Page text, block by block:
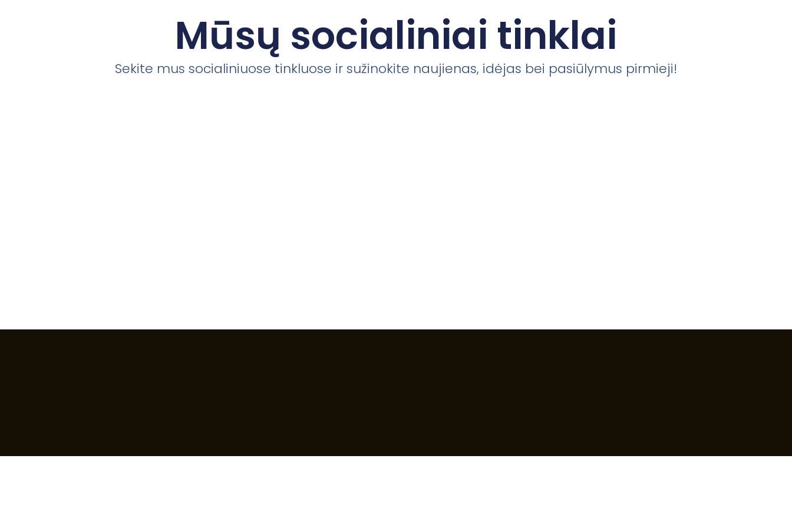
Mūsų socialiniai tinklai
Sekite mus socialiniuose tinkluose ir sužinokite naujienas, idėjas bei pasiūlymus pirmieji!